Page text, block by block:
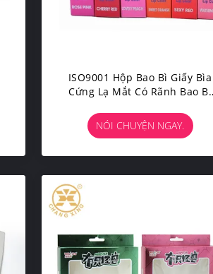
ISO9001 Hộp Bao Bì Giấy Bìa
Cứng Lạ Mắt Có Rãnh Bao Bì
NÓI CHUYỆN NGAY.